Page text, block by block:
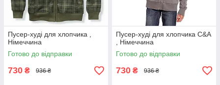
Пусер-худі для хлопчика ,
Німеччина
Готово до відправки
730 ₴ 936 ₴
Пусер-худі для хлопчика C&А
, Німеччина
Готово до відправки
730 ₴ 936 ₴